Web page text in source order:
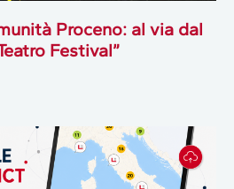
Proceno: al via dal
Festival”